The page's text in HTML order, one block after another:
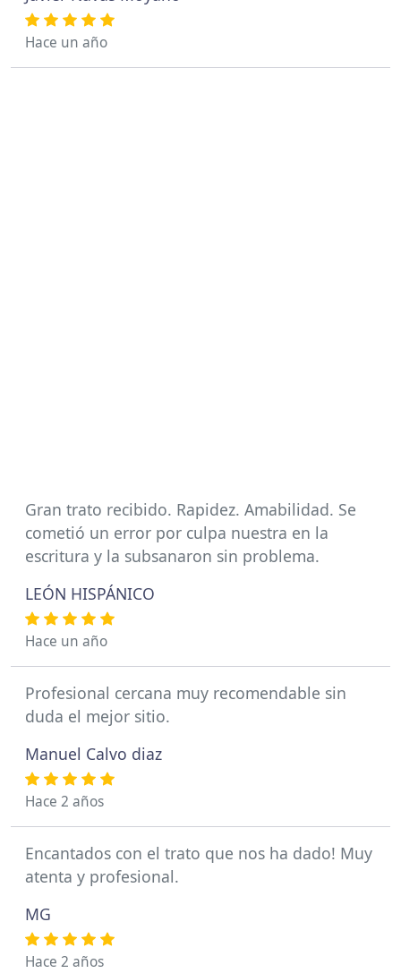
Hace un año
Gran trato recibido. Rapidez. Amabilidad. Se
cometió un error por culpa nuestra en la
escritura y la subsanaron sin problema.
LEÓN HISPÁNICO
Hace un año
Profesional cercana muy recomendable sin
duda el mejor sitio.
Manuel Calvo diaz
Hace 2 años
Encantados con el trato que nos ha dado! Muy
atenta y profesional.
MG
Hace 2 años